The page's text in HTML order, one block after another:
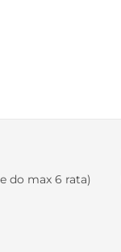
do max 6 rata)